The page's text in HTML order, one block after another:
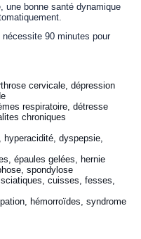
une bonne santé dynamique
90 minutes pour
cervicale, dépression
respiratoire, détresse
chroniques
dyspepsie,
épaules gelées, hernie
spondylose
cuisses, fesses,
hémorroïdes, syndrome